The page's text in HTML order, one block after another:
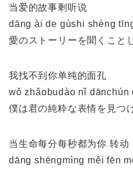
当爱的故事剩听说
dāng ài de gùshi shèng
愛のストーリーを聞くこと
我找不到你单纯的面孔
wǒ zhǎobudào nǐ dānchún
僕は君の純粋な表情を見つ
当生命每分每秒都为你 转动
dāng shēngmìng měi fēn